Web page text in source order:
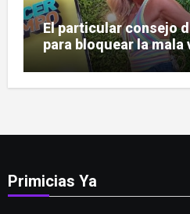
El particular consejo
para bloquear la mala
Primicias Ya